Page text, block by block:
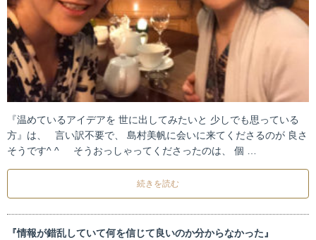
『温めているアイデアを 世に出してみたいと 少しでも思っている
方』は、 言い訳不要で、 島村美帆に会いに来てくださるのが 良さ
そうです^ ^ そうおっしゃってくださったのは、 個 …
続きを読む
『情報が錯乱していて何を信じて良いのか分からなかった』